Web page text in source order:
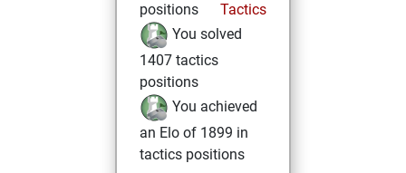
positions
Tactics
You solved
1407 tactics
positions
You achieved
an Elo of 1899 in
tactics positions